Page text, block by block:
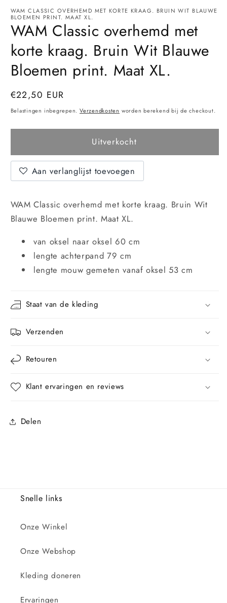
WAM CLASSIC OVERHEMD MET KORTE KRAAG. BRUIN WIT BLAUWE
BLOEMEN PRINT. MAAT XL.
WAM Classic overhemd met
korte kraag. Bruin Wit Blauwe
Bloemen print. Maat XL.
Normale
prijs
€22,50 EUR
Belastingen inbegrepen. Verzendkosten worden berekend bij de checkout.
Uitverkocht
Aan verlanglijst toevoegen
WAM Classic overhemd met korte kraag. Bruin Wit
Blauwe Bloemen print. Maat XL.
van oksel naar oksel 60 cm
lengte achterpand 79 cm
lengte mouw gemeten vanaf oksel 53 cm
Staat van de kleding
Verzenden
Retouren
Klant ervaringen en reviews
Delen
Snelle links
Onze Winkel
Onze Webshop
Kleding doneren
Ervaringen